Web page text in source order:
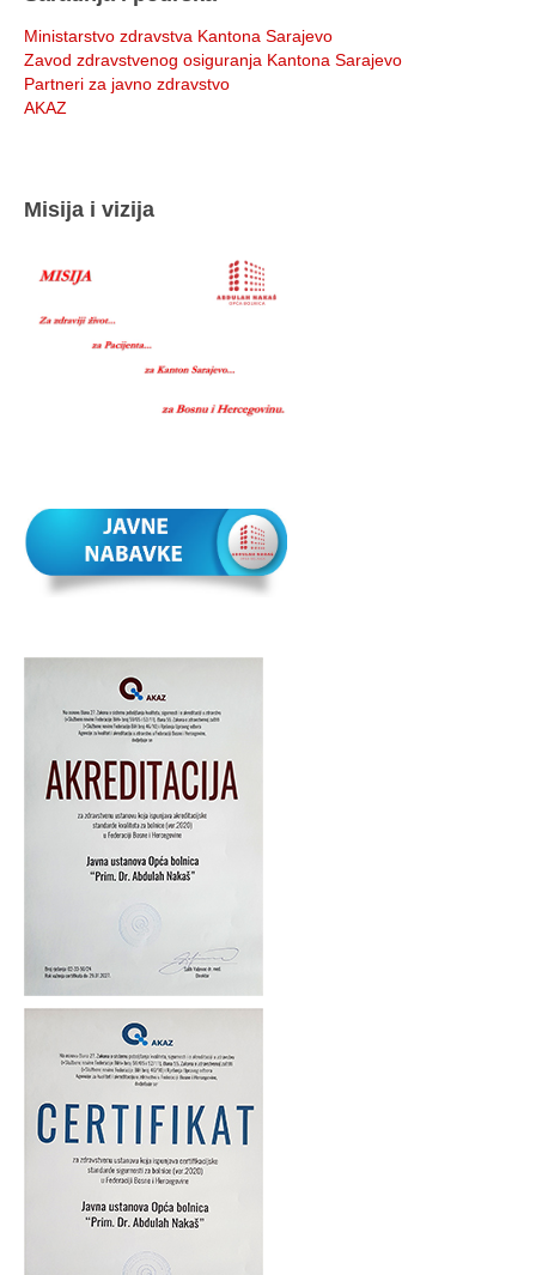
Ministarstvo zdravstva Kantona Sarajevo
Zavod zdravstvenog osiguranja Kantona Sarajevo
Partneri za javno zdravstvo
AKAZ
Misija i vizija